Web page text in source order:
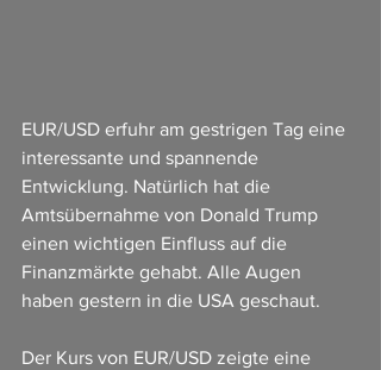
EUR/USD erfuhr am gestrigen Tag eine
interessante und spannende
Entwicklung. Natürlich hat die
Amtsübernahme von Donald Trump
einen wichtigen Einfluss auf die
Finanzmärkte gehabt. Alle Augen
haben gestern in die USA geschaut.
Der Kurs von EUR/USD zeigte eine